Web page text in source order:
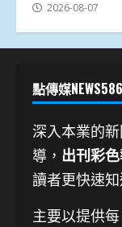
2026-08-07
點傳媒NEWS586
深入本業的
導， 出刊彩
讀者更快速
主要以提供